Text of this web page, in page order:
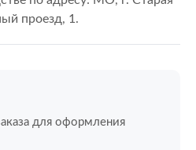
проезд, 1.
для оформления